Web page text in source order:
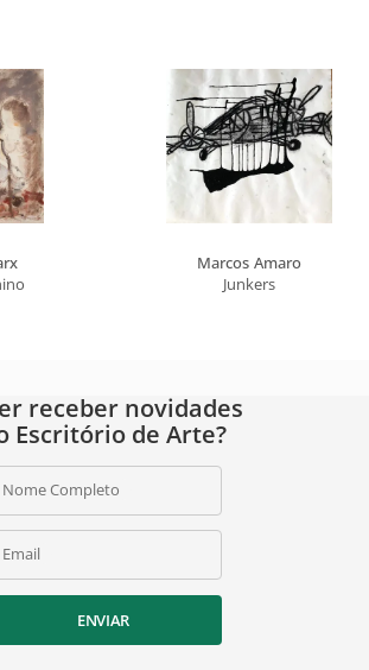
Marcos Amaro
Junkers
receber novidades
Escritório de Arte?
Nome Completo
Email
ENVIAR